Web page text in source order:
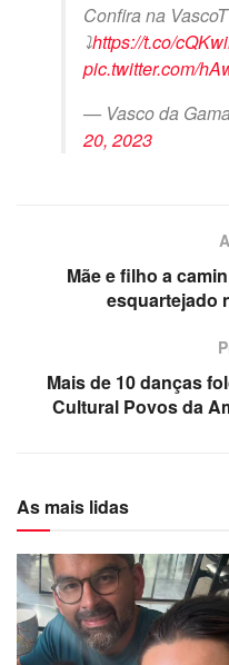
Confira na
⤵https://t.co/
pic.twitter.com/
— Vasco da
20, 2023
Mãe e filho a
esquartejado
Mais de 10 danças
Cultural Povos da
As mais lidas